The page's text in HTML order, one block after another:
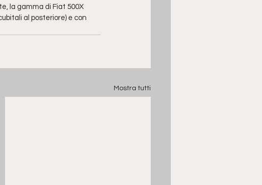
la gamma di Fiat 500X
al posteriore) e con
Mostra tutti